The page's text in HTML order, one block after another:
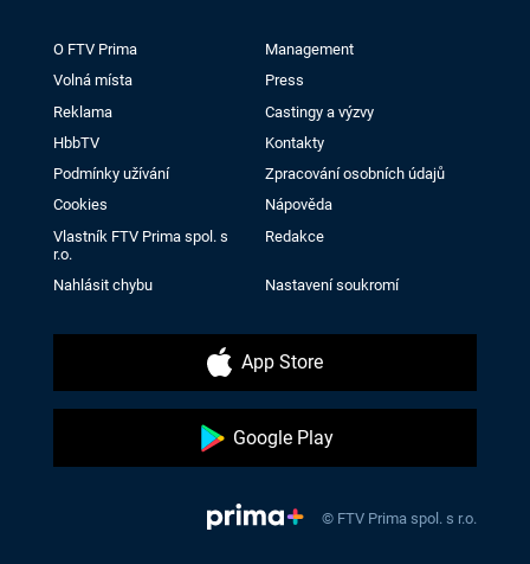
O FTV Prima
Management
Volná místa
Press
Reklama
Castingy a výzvy
HbbTV
Kontakty
Podmínky užívání
Zpracování osobních údajů
Cookies
Nápověda
Vlastník FTV Prima spol. s
r.o.
Redakce
Nahlásit chybu Nastavení soukromí
App Store
Google Play
© FTV Prima spol. s r.o.